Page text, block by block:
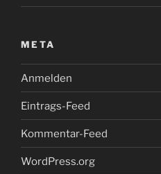
META
Anmelden
Eintrags-Feed
Kommentar-Feed
WordPress.org